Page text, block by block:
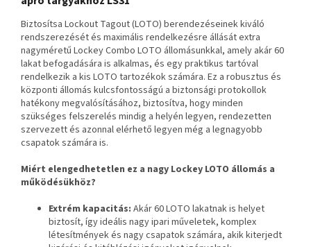
Biztosítsa Lockout Tagout (LOTO) berendezéseinek kiváló
rendszerezését és maximális rendelkezésre állását extra
nagyméretű Lockey Combo LOTO állomásunkkal, amely akár 60
lakat befogadására is alkalmas, és egy praktikus tartóval
rendelkezik a kis LOTO tartozékok számára. Ez a robusztus és
központi állomás kulcsfontosságú a biztonsági protokollok
hatékony megvalósításához, biztosítva, hogy minden
szükséges felszerelés mindig a helyén legyen, rendezetten
szervezett és azonnal elérhető legyen még a legnagyobb
csapatok számára is.
Miért elengedhetetlen ez a nagy Lockey LOTO állomás a
működésükhöz?
Extrém kapacitás: Akár 60 LOTO lakatnak is helyet
biztosít, így ideális nagy ipari műveletek, komplex
létesítmények és nagy csapatok számára, akik kiterjedt